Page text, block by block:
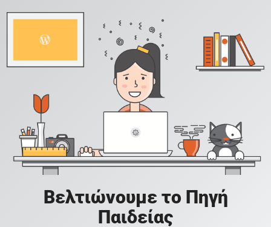
Βελτιώνουμε το Πηγή
Παιδείας